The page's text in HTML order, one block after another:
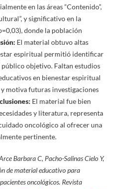
en las áreas “Contenido”,
y significativo en la
donde la población
El material obtuvo altas
espiritual permitió identificar
objetivo. Faltan estudios
en bienestar espiritual
motiva futuras investigaciones
El material fue bien
y literatura, representa
oncológico al ofrecer una
pertinente.
Barbara C, Pacho-Salinas Cielo Y,
de material educativo para
oncológicos. Revista